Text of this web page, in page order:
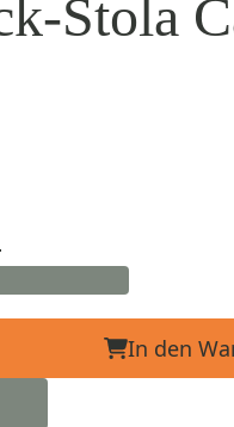
Stola
In den